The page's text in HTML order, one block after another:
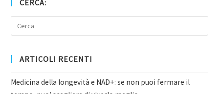
CERCA:
ARTICOLI RECENTI
Medicina della longevità e NAD+: se non puoi fermare il